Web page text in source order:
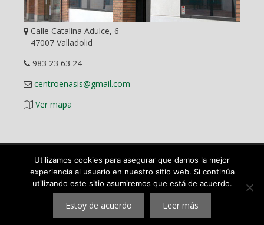
Calle Catalina Adulce, 6
47007 Valladolid
983 23 63 24
centroenasis@gmail.com
Ver mapa
Diseño Web
2026 ENASIS Centro Pedagógico y Académico en Valladolid.
| Aviso legal
Utilizamos cookies para asegurar que damos la mejor
experiencia al usuario en nuestro sitio web. Si continúa
utilizando este sitio asumiremos que está de acuerdo.
Estoy de acuerdo Leer más